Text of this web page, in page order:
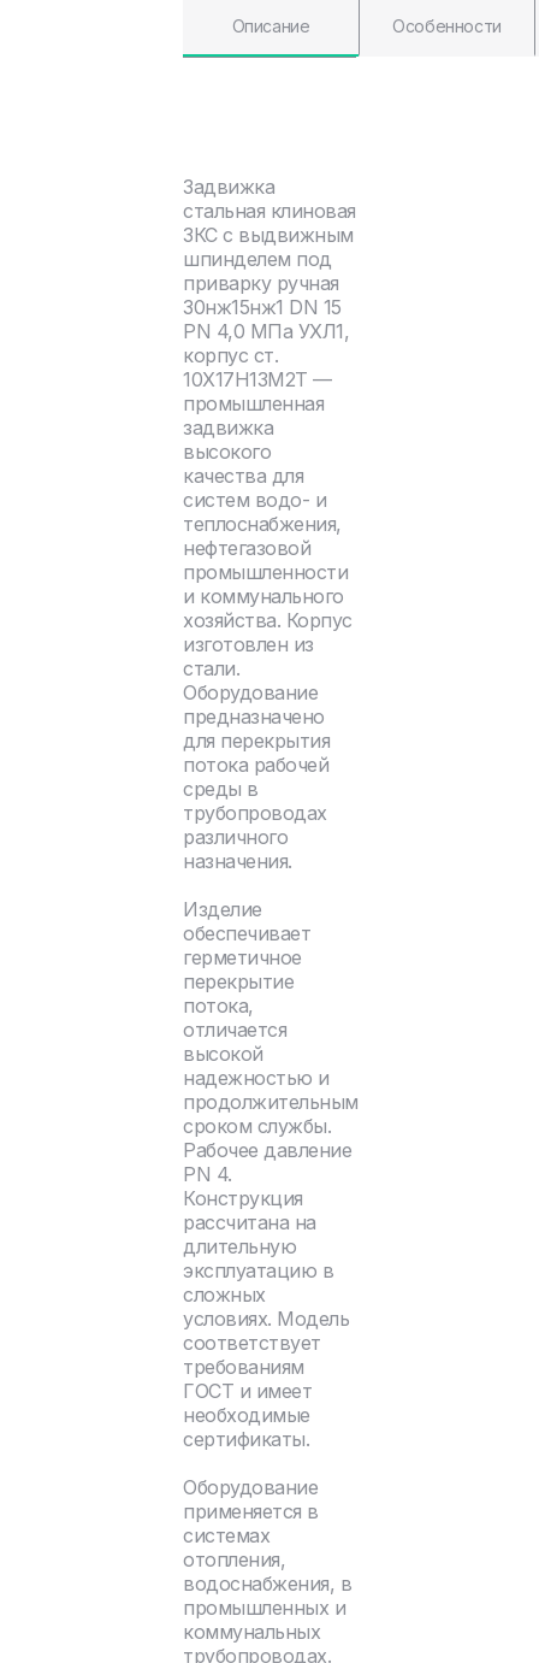
Описание Особенности
Задвижка
стальная клиновая
ЗКС с выдвижным
шпинделем под
приварку ручная
30нж15нж1 DN 15
PN 4,0 МПа УХЛ1,
корпус ст.
10Х17Н13М2Т —
промышленная
задвижка
высокого
качества для
систем водо- и
теплоснабжения,
нефтегазовой
промышленности
и коммунального
хозяйства. Корпус
изготовлен из
стали.
Оборудование
предназначено
для перекрытия
потока рабочей
среды в
трубопроводах
различного
назначения.
Изделие
обеспечивает
герметичное
перекрытие
потока,
отличается
высокой
надежностью и
продолжительным
сроком службы.
Рабочее давление
PN 4.
Конструкция
рассчитана на
длительную
эксплуатацию в
сложных
условиях. Модель
соответствует
требованиям
ГОСТ и имеет
необходимые
сертификаты.
Оборудование
применяется в
системах
отопления,
водоснабжения, в
промышленных и
коммунальных
трубопроводах.